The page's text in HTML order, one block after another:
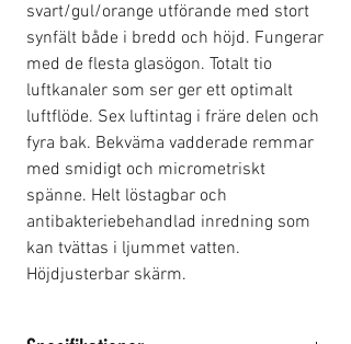
svart/gul/orange utförande med stort
synfält både i bredd och höjd. Fungerar
med de flesta glasögon. Totalt tio
luftkanaler som ser ger ett optimalt
luftflöde. Sex luftintag i fräre delen och
fyra bak. Bekväma vadderade remmar
med smidigt och micrometriskt
spänne. Helt löstagbar och
antibakteriebehandlad inredning som
kan tvättas i ljummet vatten.
Höjdjusterbar skärm.